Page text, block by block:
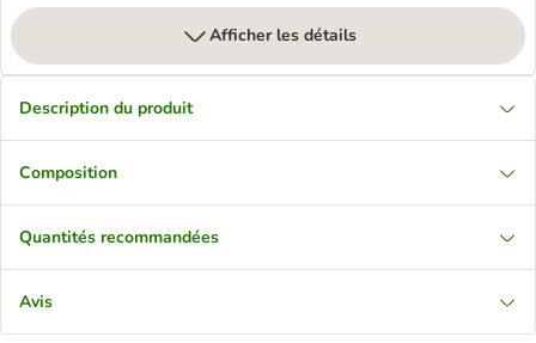
Afficher les détails
Description du produit
Composition
Quantités recommandées
Avis